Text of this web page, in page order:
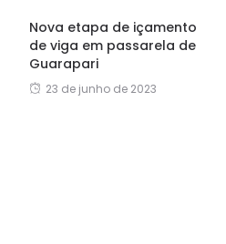
Nova etapa de içamento
de viga em passarela de
Guarapari
23 de junho de 2023